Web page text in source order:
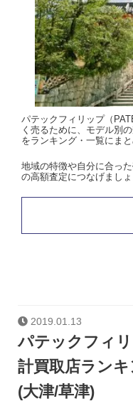
パテックフィリップ（
く売るために、モデル別
をランキング・一覧にまと
地域の特徴や自分に合っ
の高額査定につなげましょ
2019.01.13
パテックフィ
計買取店ラン
(大津/草津)